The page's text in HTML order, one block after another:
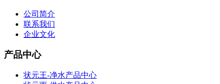
公司简介
联系我们
企业文化
产品中心
状元王-净水产品中心